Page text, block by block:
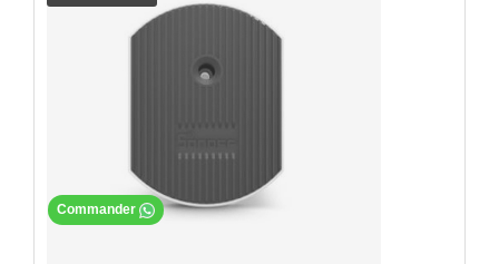
Commander